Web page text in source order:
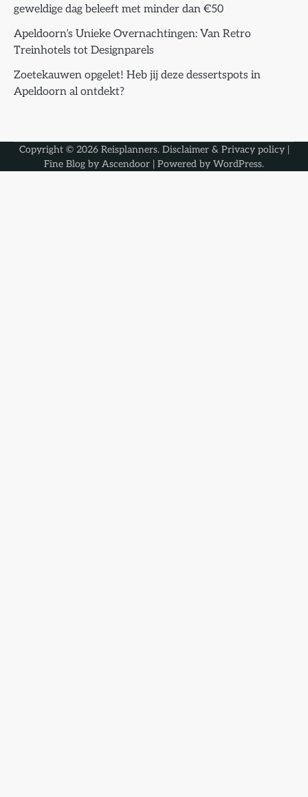
geweldige dag beleeft met minder dan €50
Apeldoorn’s Unieke Overnachtingen: Van Retro
Treinhotels tot Designparels
Zoetekauwen opgelet! Heb jij deze dessertspots in
Apeldoorn al ontdekt?
Copyright © 2026 Reisplanners. Disclaimer & Privacy policy|
Fine Blog by Ascendoor | Powered by WordPress.